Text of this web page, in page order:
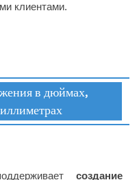
клиентами.
в дюймах,
создание